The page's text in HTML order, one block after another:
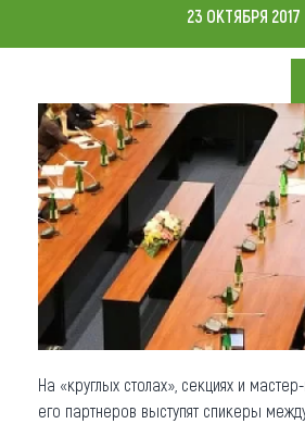
Карта
Что привезти (сувениры)
О регионе
Коллекция впечатлений
Другие рубрики
23 ОКТЯБРЯ 2017
На «круглых столах», секциях и
его партнеров выступят спикеры